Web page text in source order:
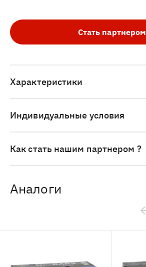
Стать партнером
Характеристики
Индивидуальные условия
Как стать нашим партнером ?
Аналоги